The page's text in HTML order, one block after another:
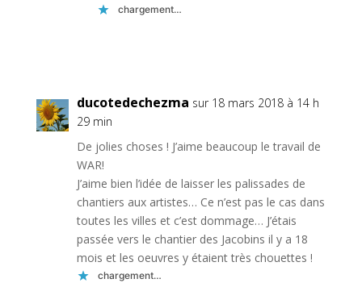
chargement…
ducotedechezma sur 18 mars 2018 à 14 h
29 min
De jolies choses ! J’aime beaucoup le travail de
WAR!
J’aime bien l’idée de laisser les palissades de
chantiers aux artistes… Ce n’est pas le cas dans
toutes les villes et c’est dommage… J’étais
passée vers le chantier des Jacobins il y a 18
mois et les oeuvres y étaient très chouettes !
chargement…